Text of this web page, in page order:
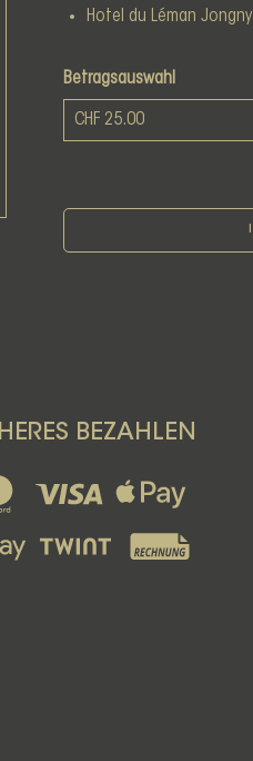
Hotel du Léman Jongny
Betragsauswahl
BEZAHLEN